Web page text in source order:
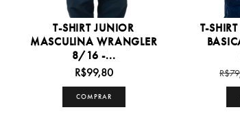
T-SHIRT JUNIOR
MASCULINA WRANGLER
8/16 -...
R$99,80
COMPRAR
T-